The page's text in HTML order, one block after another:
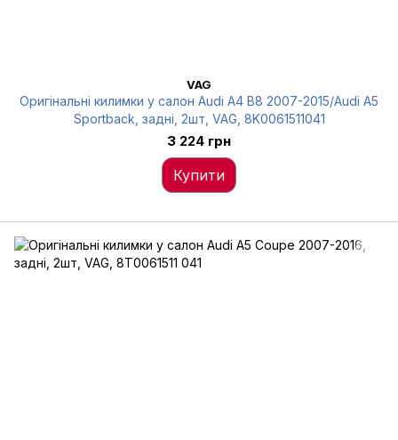
VAG
Оригінальні килимки у салон Audi A4 B8 2007-2015/Audi A5
Sportback, задні, 2шт, VAG, 8K0061511041
3 224 грн
Купити